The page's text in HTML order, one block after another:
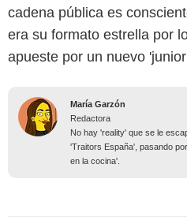
cadena pública es
era su formato estrella por
apueste por un nuevo
María Garzón
Redactora
No hay 'reality' que se le
'Traitors España', pasando
en la cocina'.